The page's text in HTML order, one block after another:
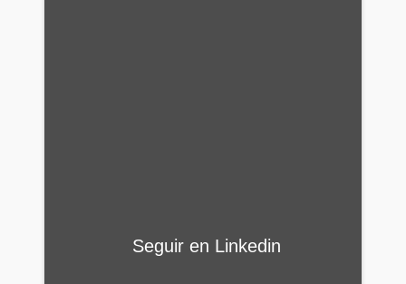
Seguir en Linkedin